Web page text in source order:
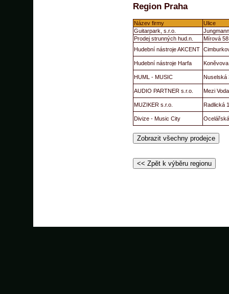
Region Praha
Název firmy
Ulice
Guitarpark, s.r.o.
Prodej strunných hud.n.
Mírová 58
Hudební nástroje AKCENT
Hudební nástroje Harfa
HUML - MUSIC Nuselská
AUDIO PARTNER s.r.o. Mezi
MUZIKER s.r.o. Radlická
Divize - Music City